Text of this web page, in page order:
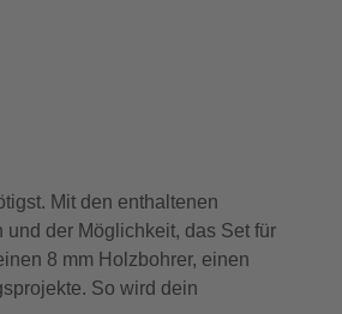
Mit den enthaltenen
der Möglichkeit, das Set für
8 mm Holzbohrer, einen
So wird dein